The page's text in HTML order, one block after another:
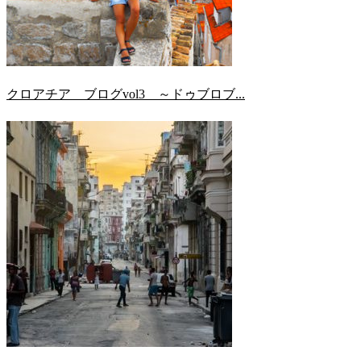
クロアチア ブログvol3 ～ドゥブロブ...